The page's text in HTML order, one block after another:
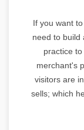
If you want
need to build
practice
merchant's
visitors are
sells; which